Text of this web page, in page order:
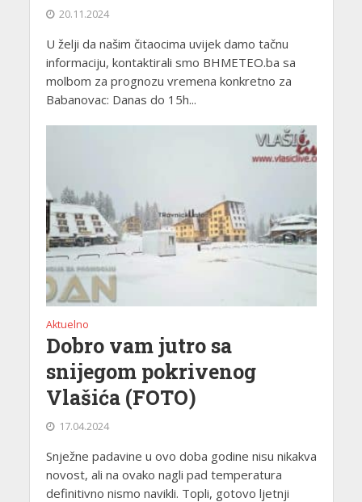
20.11.2024
U želji da našim čitaocima uvijek damo tačnu
informaciju, kontaktirali smo BHMETEO.ba sa
molbom za prognozu vremena konkretno za
Babanovac: Danas do 15h...
Aktuelno
Dobro vam jutro sa
snijegom pokrivenog
Vlašića (FOTO)
17.04.2024
Snježne padavine u ovo doba godine nisu nikakva
novost, ali na ovako nagli pad temperatura
definitivno nismo navikli. Topli, gotovo ljetnji